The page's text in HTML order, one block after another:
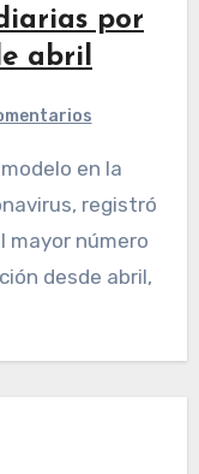
por
abril
registró
mayor número
desde abril,